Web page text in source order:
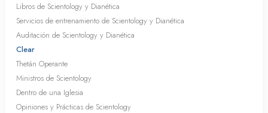
Libros de Scientology y Dianética
Servicios de entrenamiento de Scientology y Dianética
Auditación de Scientology y Dianética
Clear
Thetán Operante
Ministros de Scientology
Dentro de una Iglesia
Opiniones y Prácticas de Scientology